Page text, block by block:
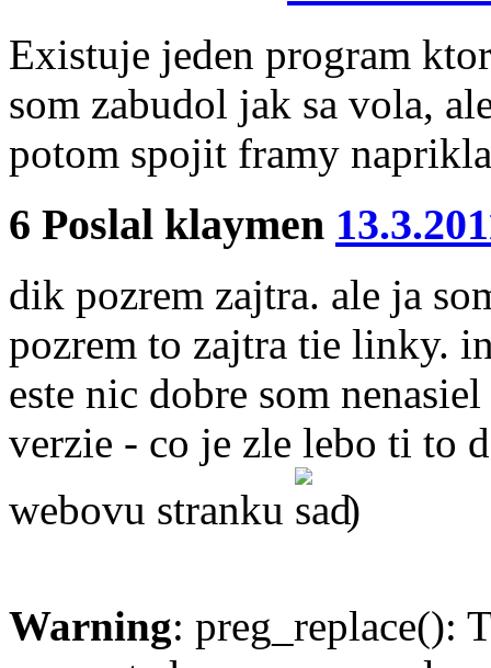
Existuje jeden program
som zabudol jak sa vola,
potom spojit framy
6 Poslal klaymen
dik pozrem zajtra. ale ja
pozrem to zajtra tie linky.
este nic dobre som
verzie - co je zle lebo ti to
webovu stranku
)
Warning: preg_replace():